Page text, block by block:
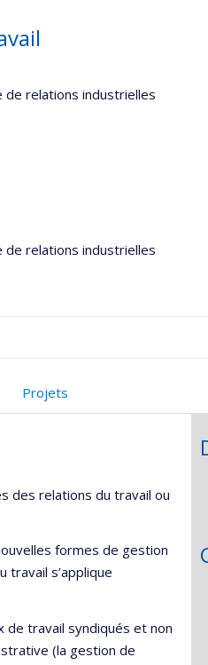
de relations industrielles
de relations industrielles
Projets
des relations du travail ou
formes de gestion
travail s’applique
de travail syndiqués et non
(la gestion de